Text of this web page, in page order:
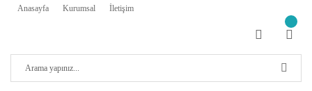
Anasayfa Kurumsal İletişim